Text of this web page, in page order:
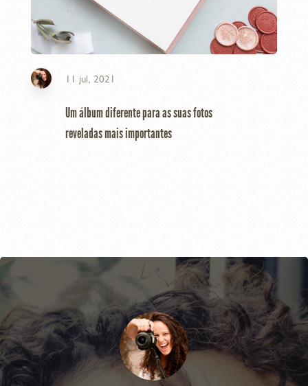
11 jul, 2021
Um álbum diferente para as suas fotos
reveladas mais importantes